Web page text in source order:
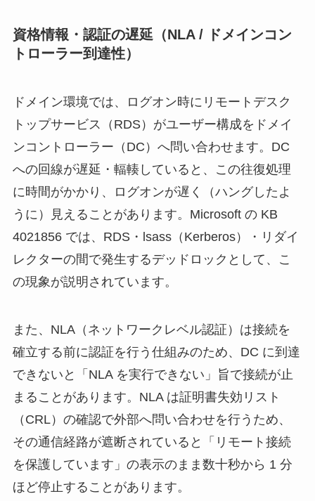
資格情報・認証の遅延（NLA / ドメインコン
トローラー到達性）
ドメイン環境では、ログオン時にリモートデスク
トップサービス（RDS）がユーザー構成をドメイ
ンコントローラー（DC）へ問い合わせます。DC
への回線が遅延・輻輳していると、この往復処理
に時間がかかり、ログオンが遅く（ハングしたよ
うに）見えることがあります。Microsoft の KB
4021856 では、RDS・lsass（Kerberos）・リダイ
レクターの間で発生するデッドロックとして、こ
の現象が説明されています。
また、NLA（ネットワークレベル認証）は接続を
確立する前に認証を行う仕組みのため、DC に到達
できないと「NLA を実行できない」旨で接続が止
まることがあります。NLA は証明書失効リスト
（CRL）の確認で外部へ問い合わせを行うため、
その通信経路が遮断されていると「リモート接続
を保護しています」の表示のまま数十秒から 1 分
ほど停止することがあります。